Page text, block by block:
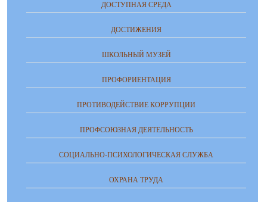
ДОСТУПНАЯ СРЕДА
ДОСТИЖЕНИЯ
ШКОЛЬНЫЙ МУЗЕЙ
ПРОФОРИЕНТАЦИЯ
ПРОТИВОДЕЙСТВИЕ КОРРУПЦИИ
ПРОФСОЮЗНАЯ ДЕЯТЕЛЬНОСТЬ
СОЦИАЛЬНО-ПСИХОЛОГИЧЕСКАЯ СЛУЖБА
ОХРАНА ТРУДА